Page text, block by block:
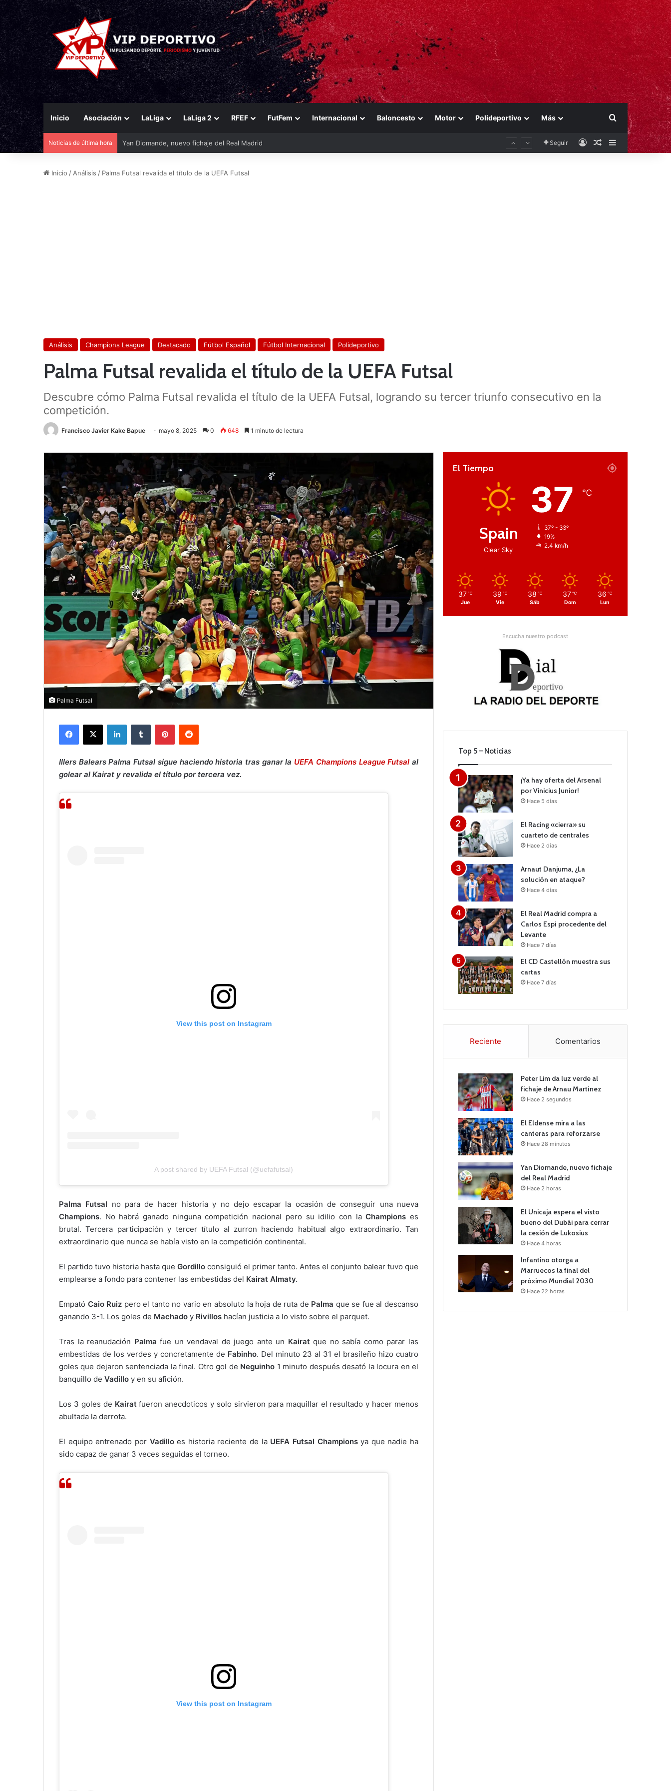
Inicio Asociación LaLiga LaLiga 2 RFEF FutFem Internacional Baloncesto Motor Polideportivo Más Buscar por
Noticias de última hora Yan Diomande, nuevo fichaje del Real Madrid Seguir AccesoPublicación al
Barra lateral
Inicio / Análisis / Palma Futsal revalida el título de la UEFA Futsal
Análisis Champions League Destacado Fútbol Español Fútbol Internacional Polideportivo
Palma Futsal revalida el título de la UEFA Futsal
Descubre cómo Palma Futsal revalida el título de la UEFA Futsal, logrando su tercer triunfo consecutivo en la
competición.
Francisco Javier Kake Bapue mayo 8, 2025 0 648 1 minuto de lectura
Palma Futsal
Illers Balears Palma Futsal sigue haciendo historia tras ganar la UEFA Champions League Futsal al
golear al Kairat y revalida el título por tercera vez.
View this post on Instagram
A post shared by UEFA Futsal (@uefafutsal)
Palma Futsal no para de hacer historia y no dejo escapar la ocasión de conseguir una nueva
Champions. No habrá ganado ninguna competición nacional pero su idilio con laChampions es
brutal. Tercera participación y tercer título al zurron haciendo habitual algo extraordinario. Tan
extraordinario que nunca se había visto en la competición continental.
El partido tuvo historia hasta que Gordillo consiguió el primer tanto. Antes el conjunto balear tuvo que
emplearse a fondo para contener las embestidas del Kairat Almaty.
Empató Caio Ruiz pero el tanto no vario en absoluto la hoja de ruta de Palma que se fue al descanso
ganando 3-1. Los goles de Machado y Rivillos hacían justicia a lo visto sobre el parquet.
Tras la reanudación Palma fue un vendaval de juego ante un Kairatque no sabía como parar las
embestidas de los verdes y concretamente de Fabinho. Del minuto 23 al 31 el brasileño hizo cuatro
goles que dejaron sentenciada la final. Otro gol de Neguinho 1 minuto después desató la locura en el
banquillo de Vadillo y en su afición.
Los 3 goles de Kairatfueron anecdoticos y solo sirvieron para maquillar el resultado y hacer menos
abultada la derrota.
El equipo entrenado por Vadilloes historia reciente de la UEFA Futsal Championsya que nadie ha
sido capaz de ganar 3 veces seguidas el torneo.
View this post on Instagram
El Tiempo
Spain
Clear Sky
37 ℃
37º - 33º
19%
2.4 km/h
37 ℃
Jue
39 ℃
Vie
38 ℃
Sáb
37 ℃
Dom
36 ℃
Lun
Escucha nuestro podcast
Top 5 – Noticias
¡Ya hay oferta del Arsenal
por Vinicius Junior!
Hace 5 días
El Racing «cierra» su
cuarteto de centrales
Hace 2 días
Arnaut Danjuma, ¿La
solución en ataque?
Hace 4 días
El Real Madrid compra a
Carlos Espí procedente del
Levante
Hace 7 días
El CD Castellón muestra sus
cartas
Hace 7 días
Reciente Comentarios
Peter Lim da luz verde al
fichaje de Arnau Martínez
Hace 2 segundos
El Eldense mira a las
canteras para reforzarse
Hace 28 minutos
Yan Diomande, nuevo fichaje
del Real Madrid
Hace 2 horas
El Unicaja espera el visto
bueno del Dubái para cerrar
la cesión de Lukosius
Hace 4 horas
Infantino otorga a
Marruecos la final del
próximo Mundial 2030
Hace 22 horas